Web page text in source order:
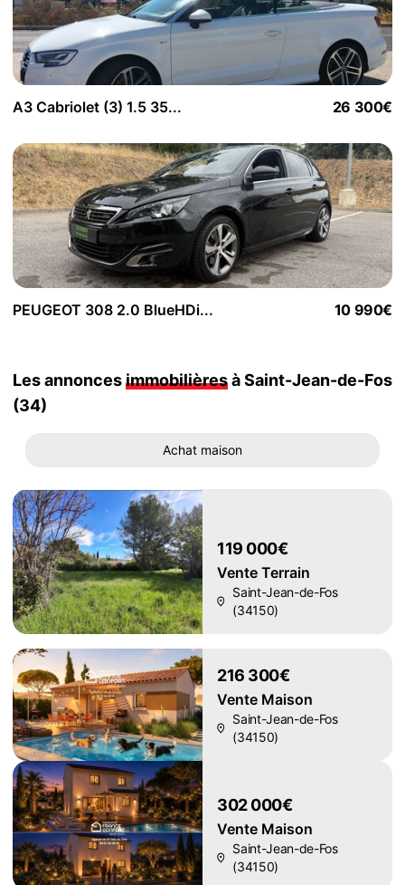
A3 Cabriolet (3) 1.5 35... 26 300€
PEUGEOT 308 2.0 BlueHDi... 10 990€
Les annoncesimmobilièresà Saint-Jean-de-Fos
(34)
Achat maison
119 000€
Vente Terrain
Saint-Jean-de-Fos
(34150)
216 300€
Vente Maison
Saint-Jean-de-Fos
(34150)
302 000€
Vente Maison
Saint-Jean-de-Fos
(34150)